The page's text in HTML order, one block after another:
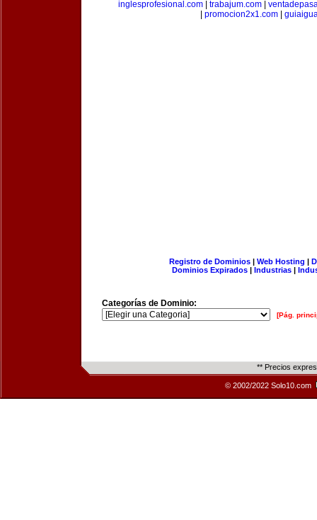
inglesprofesional.com| trabajum.com|
promocion2x1.com
Registro de Dominios| Web Hosting |
Dominios Expirados | Industrias |
Categorías de Dominio:
[Pág.
** Precios
© 2002/2022 Solo10.com